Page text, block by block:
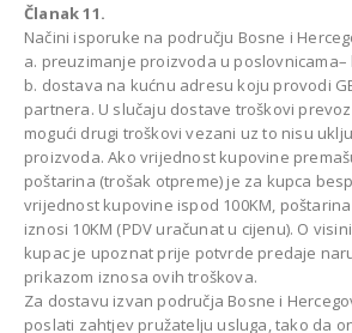
Članak 11.
Načini isporuke na području Bosne i
a. preuzimanje proizvoda u poslovnicama–
b. dostava na kućnu adresu koju provodi
partnera. U slučaju dostave troškovi
mogući drugi troškovi vezani uz to nisu
proizvoda. Ako vrijednost kupovine
poštarina (trošak otpreme) je za kupca
vrijednost kupovine ispod 100KM,
iznosi 10KM (PDV uračunat u cijenu). O
kupac je upoznat prije potvrde predaje
prikazom iznosa ovih troškova.
Za dostavu izvan područja Bosne i
poslati zahtjev pružatelju usluga, tako da